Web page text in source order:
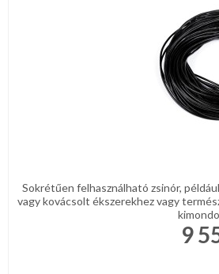
Sokrétűen felhasználható zsinór,
vagy kovácsolt ékszerekhez vagy
9